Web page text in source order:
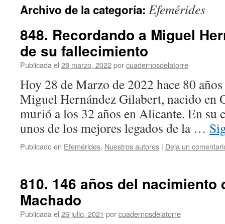
Archivo de la categoría: Efemérides
848. Recordando a Miguel
de su fallecimiento
Publicada el 28 marzo, 2022porcuadernosdelatorre
Hoy 28 de Marzo de 2022 hace 80
Miguel Hernández Gilabert, nacido en
murió a los 32 años en Alicante. En su
unos de los mejores legados de la …
Publicado en Efemérides, Nuestros autores | Deja un
810. 146 años del nacimiento
Machado
Publicada el 26 julio, 2021 porcuadernosdelatorre